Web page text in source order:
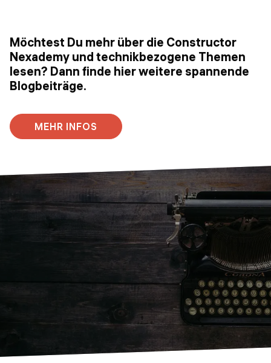
Möchtest Du mehr über die Constructor
Nexademy und technikbezogene Themen
lesen? Dann finde hier weitere spannende
Blogbeiträge.
MEHR INFOS